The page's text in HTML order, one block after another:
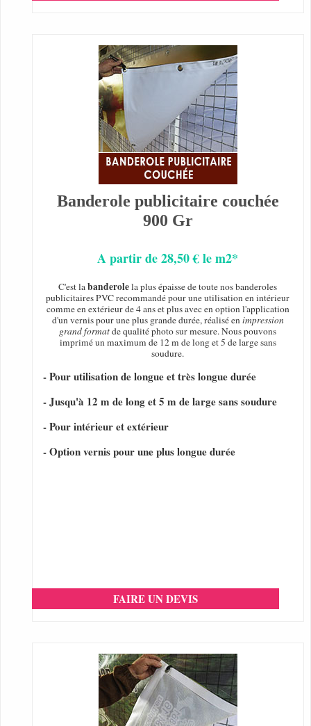
Banderole publicitaire couchée
900 Gr
A partir de 28,50 € le m2*
C'est labanderolela plus épaisse de toute nos banderoles
publicitaires PVC recommandé pour une utilisation en intérieur
comme en extérieur de 4 ans et plus avec en option l'application
d'un vernis pour une plus grande durée, réalisé enimpression
grand formatde qualité photo sur mesure. Nous pouvons
imprimé un maximum de 12 m de long et 5 de large sans
soudure.
- Pour utilisation de longue et très longue durée
- Jusqu'à 12 m de long et 5 m de large sans soudure
- Pour intérieur et extérieur
- Option vernis pour une plus longue durée
FAIRE UN DEVIS